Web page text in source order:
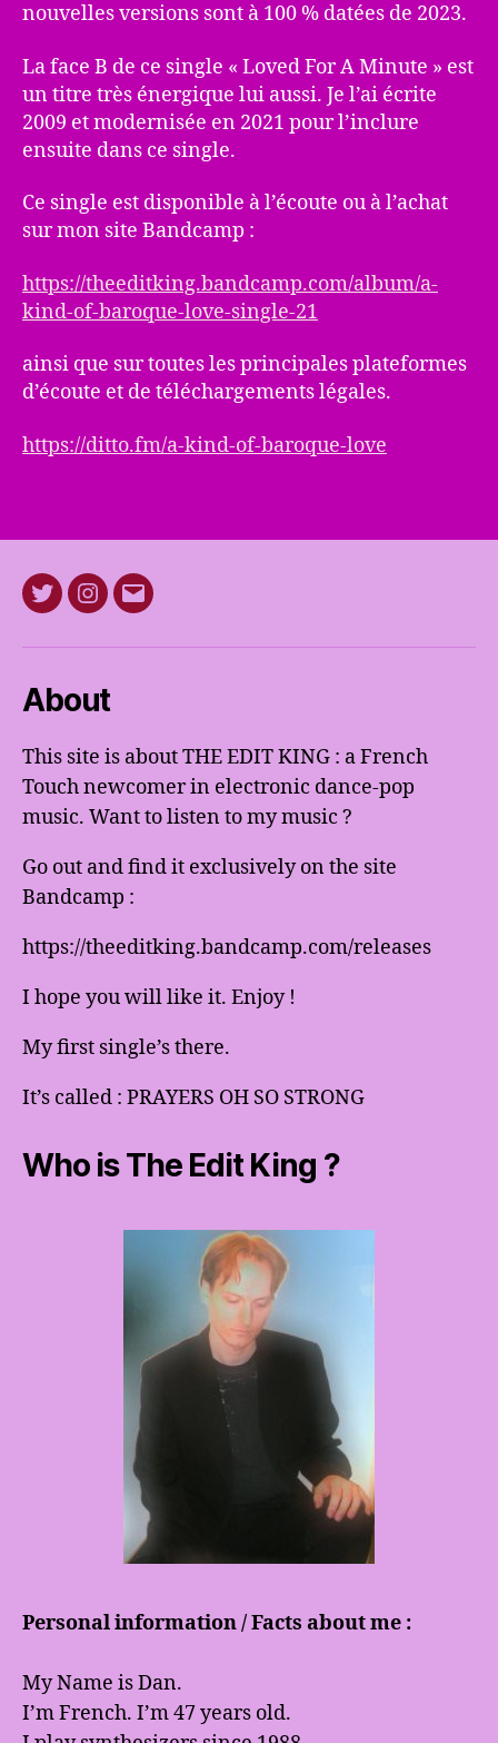
nouvelles versions sont à 100 % datées de 2023.
La face B de ce single « Loved For A Minute » est
un titre très énergique lui aussi. Je l’ai écrite
2009 et modernisée en 2021 pour l’inclure
ensuite dans ce single.
Ce single est disponible à l’écoute ou à l’achat
sur mon site Bandcamp :
https://theeditking.bandcamp.com/album/a-
kind-of-baroque-love-single-21
ainsi que sur toutes les principales plateformes
d’écoute et de téléchargements légales.
https://ditto.fm/a-kind-of-baroque-love
TwitterInstagram
E-
About
This site is about THE EDIT KING : a French
Touch newcomer in electronic dance-pop
music. Want to listen to my music ?
Go out and find it exclusively on the site
Bandcamp :
https://theeditking.bandcamp.com/releases
I hope you will like it. Enjoy !
My first single’s there.
It’s called : PRAYERS OH SO STRONG
Who is The Edit King ?
Personal information / Facts about me :
My Name is Dan.
I’m French. I’m 47 years old.